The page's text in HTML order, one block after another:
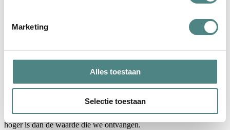
Marketing
Alles toestaan
Selectie toestaan
Duolegaten
Bij een duolegaat gaat een deel van de erfenis naar een goed doel en
een deel naar (verre) familie of vrienden op voorwaarde dat het
goede doel de successierechten van andere erfgenamen in de
was, is sinds 1 juli 2021 in Vlaanderen afgeschaft.
Dit houdt in dat uw familie of vrienden geen fiscaal voordeel meer
zullen genieten en dat wij hoogstwaarschijnlijk het legaat niet
kunnen aanvaarden omdat de erfbelasting die we moeten betalen
hoger is dan de waarde die we ontvangen.